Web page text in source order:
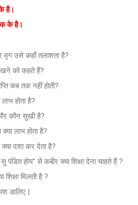
है।
के है।
मृग उसे कहाँ तलाशता है?
को कहते हैं?
कब तक नहीं होती?
होता है?
कौन सुखी है?
लाभ होता है?
क्या दशा कर देता है?
पंडित होय" से कबीर क्या शिक्षा देना चाहते हैं ?
शिक्षा मिलती है ?
डालिए |